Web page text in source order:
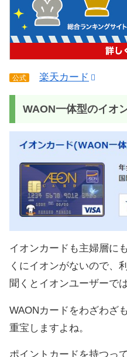
公式 楽天カード
WAON一体型のイオ
イオンカードも主婦層に
くにイオンがないので、
聞くとイオンユーザーで
WAONカードをわざわざ
重宝しますよね。
ポイントカードを持つっ